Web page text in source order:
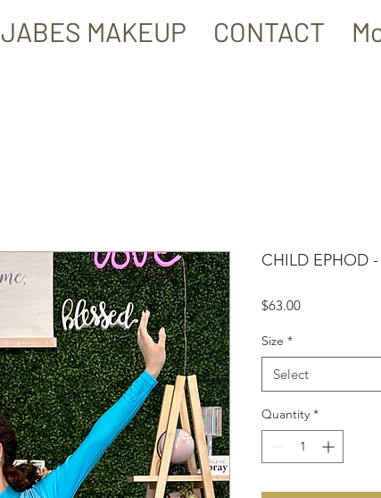
JABES MAKEUP CONTACT
CHILD EPHOD -
$63.00Price
Size *
Select
Quantity *